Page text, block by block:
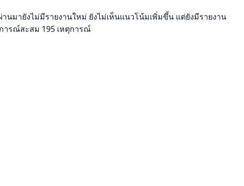
นมายังไม่มีรายงานใหม่ ยังไม่เห็นแนวโน้มเพิ่มขึ้น แต่ยังมีรายงาน
ารณ์สะสม 195 เหตุการณ์